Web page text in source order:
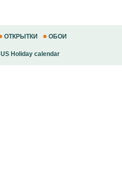
ОТКРЫТКИ ОБОИ
US Holiday calendar